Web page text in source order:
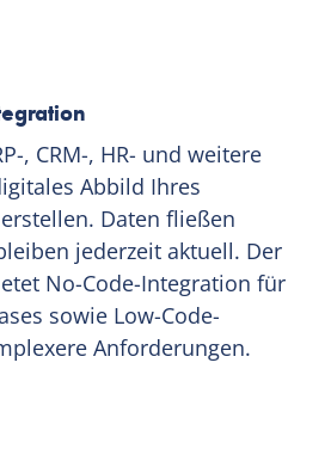
, CRM-, HR- und weitere
Abbild Ihres
Daten fließen
jederzeit aktuell. Der
No-Code-Integration für
sowie Low-Code-
Anforderungen.